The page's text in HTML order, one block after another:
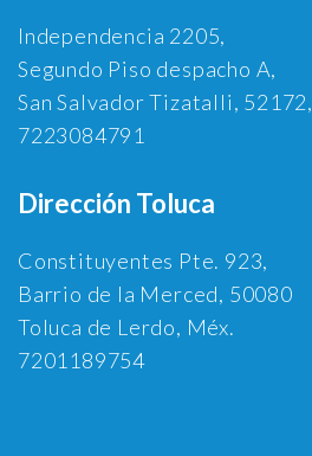
Independencia 2205,
Segundo Piso despacho A,
San Salvador Tizatalli, 52172,
7223084791
Dirección Toluca
Constituyentes Pte. 923,
Barrio de la Merced, 50080
Toluca de Lerdo, Méx.
7201189754